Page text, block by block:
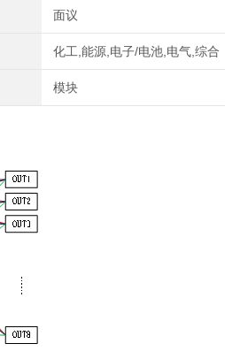
面议
化工,能源,电子/电池,电气,综合
模块